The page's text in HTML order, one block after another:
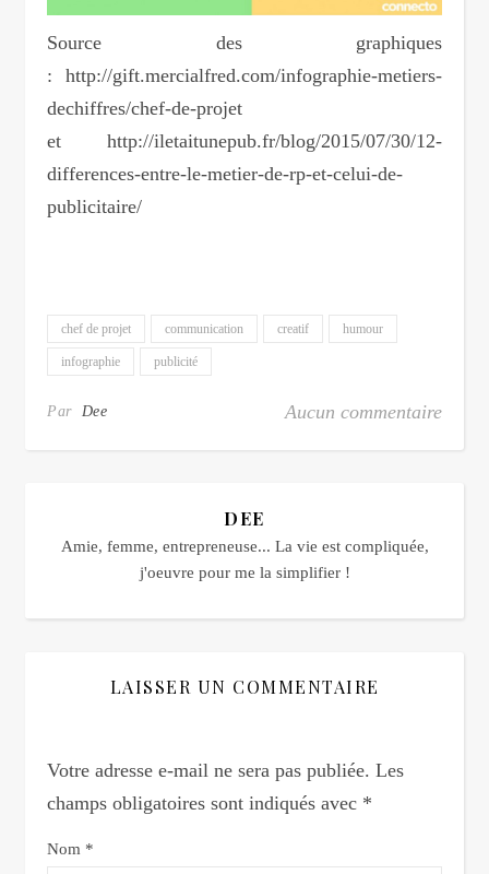
Source des graphiques
: http://gift.mercialfred.com/infographie-metiers-
dechiffres/chef-de-projet
et http://iletaitunepub.fr/blog/2015/07/30/12-
differences-entre-le-metier-de-rp-et-celui-de-
publicitaire/
chef de projet communication creatif humour
infographie publicité
Par Dee Aucun commentaire
DEE
Amie, femme, entrepreneuse... La vie est compliquée,
j'oeuvre pour me la simplifier !
LAISSER UN COMMENTAIRE
Votre adresse e-mail ne sera pas publiée. Les
champs obligatoires sont indiqués avec *
Nom *